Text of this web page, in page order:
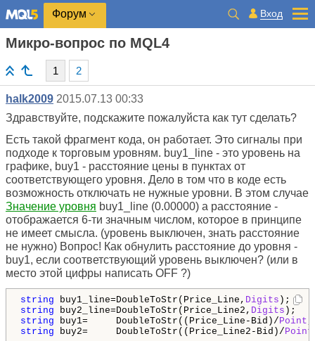
Форум Вход
Микро-вопрос по MQL4
1 2
halk2009 2015.07.13 00:33
Здравствуйте, подскажите пожалуйста как тут сделать?
Есть такой фрагмент кода, он работает. Это сигналы при
подходе к торговым уровням. buy1_line - это уровень на
графике, buy1 - расстояние цены в пунктах от
соответствующего уровня. Дело в том что в коде есть
возможность отключать не нужные уровни. В этом случае
Значение уровня buy1_line (0.00000) а расстояние -
отображается 6-ти значным числом, которое в принципе
не имеет смысла. (уровень выключен, знать расстояние
не нужно) Вопрос! Как обнулить расстояние до уровня -
buy1, если соответствующий уровень выключен? (или в
место этой цифры написать OFF ?)
string buy1_line=DoubleToStr(Price_Line, Digits
string buy2_line=DoubleToStr(Price_Line2, Digits
string buy1=     DoubleToStr((Price_Line-Bid)/Point
string buy2=     DoubleToStr((Price_Line2-Bid)/Point